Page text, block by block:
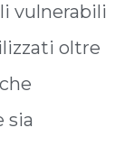
vulnerabili
oltre
sia